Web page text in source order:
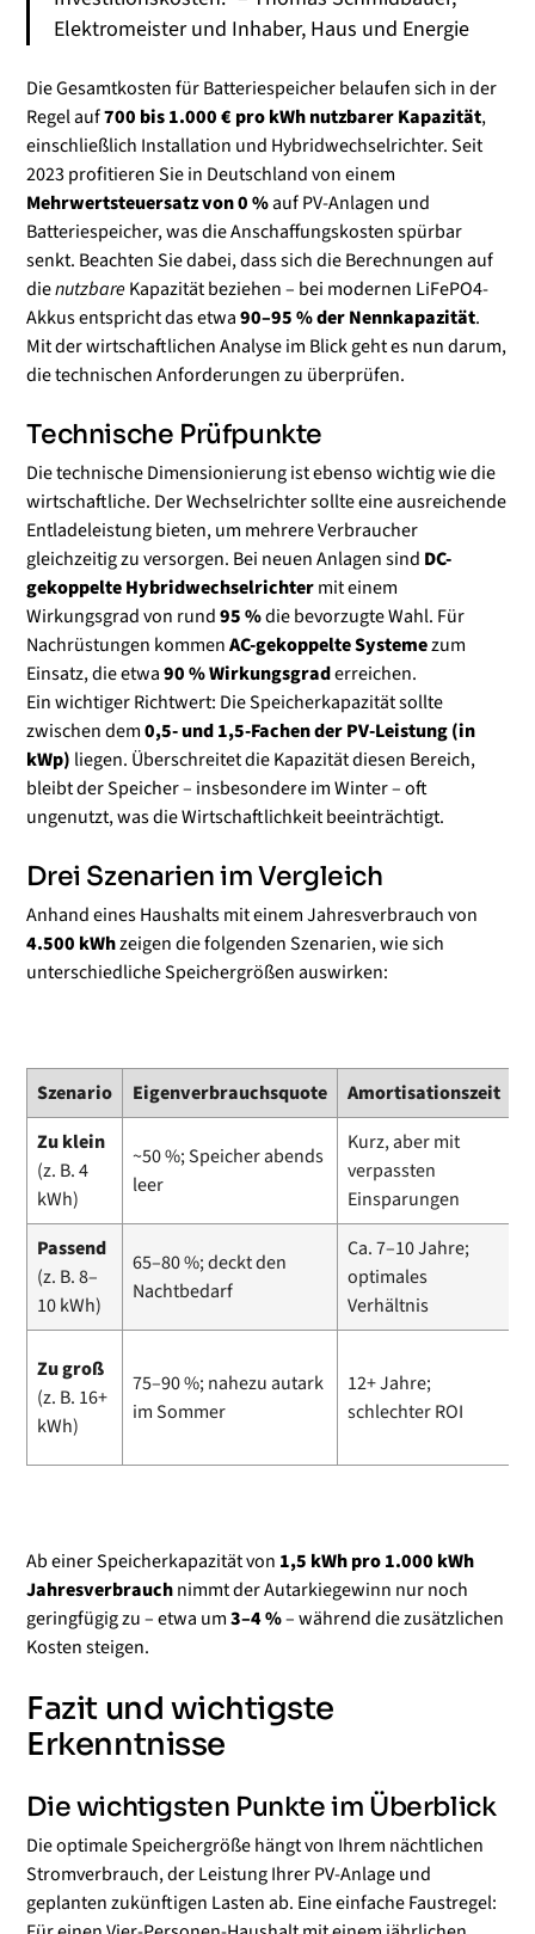
Elektromeister und Inhaber, Haus und Energie
Die Gesamtkosten für Batteriespeicher belaufen sich in der
Regel auf700 bis 1.000 € pro kWh nutzbarer Kapazität,
einschließlich Installation und Hybridwechselrichter. Seit
2023 profitieren Sie in Deutschland von einem
Mehrwertsteuersatz von 0 %auf PV-Anlagen und
Batteriespeicher, was die Anschaffungskosten spürbar
senkt. Beachten Sie dabei, dass sich die Berechnungen auf
dienutzbareKapazität beziehen – bei modernen LiFePO4-
Akkus entspricht das etwa90–95 % der Nennkapazität.
Mit der wirtschaftlichen Analyse im Blick geht es nun darum,
die technischen Anforderungen zu überprüfen.
Technische Prüfpunkte
Die technische Dimensionierung ist ebenso wichtig wie die
wirtschaftliche. Der Wechselrichter sollte eine ausreichende
Entladeleistung bieten, um mehrere Verbraucher
gleichzeitig zu versorgen. Bei neuen Anlagen sind DC-
gekoppelte Hybridwechselrichtermit einem
Wirkungsgrad von rund95 %die bevorzugte Wahl. Für
Nachrüstungen kommenAC-gekoppelte Systemezum
Einsatz, die etwa90 % Wirkungsgraderreichen.
Ein wichtiger Richtwert: Die Speicherkapazität sollte
zwischen dem0,5- und 1,5-Fachen der PV-Leistung (in
kWp) liegen. Überschreitet die Kapazität diesen Bereich,
bleibt der Speicher – insbesondere im Winter – oft
ungenutzt, was die Wirtschaftlichkeit beeinträchtigt.
Drei Szenarien im Vergleich
Anhand eines Haushalts mit einem Jahresverbrauch von
4.500 kWhzeigen die folgenden Szenarien, wie sich
unterschiedliche Speichergrößen auswirken:
Szenario Eigenverbrauchsquote Amortisationszeit
Zu klein
(z. B. 4
kWh)
~50 %; Speicher abends
leer
Kurz, aber mit
verpassten
Einsparungen
Passend
(z. B. 8–
10 kWh)
65–80 %; deckt den
Nachtbedarf
Ca. 7–10 Jahre;
optimales
Verhältnis
Zu groß
(z. B. 16+
kWh)
75–90 %; nahezu autark
im Sommer
12+ Jahre;
schlechter ROI
Ab einer Speicherkapazität von 1,5 kWh pro 1.000 kWh
Jahresverbrauchnimmt der Autarkiegewinn nur noch
geringfügig zu – etwa um3–4 %– während die zusätzlichen
Kosten steigen.
Fazit und wichtigste
Erkenntnisse
Die wichtigsten Punkte im Überblick
Die optimale Speichergröße hängt von Ihrem nächtlichen
Stromverbrauch, der Leistung Ihrer PV-Anlage und
geplanten zukünftigen Lasten ab. Eine einfache Faustregel: